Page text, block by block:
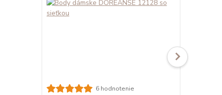
6 hodnotenie